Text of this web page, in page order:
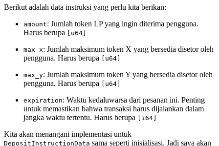
Berikut adalah data instruksi yang perlu kita berikan:
amount: Jumlah token LP yang ingin diterima pengguna.
Harus berupa
[u64]
max_x: Jumlah maksimum token X yang bersedia disetor oleh
pengguna. Harus berupa
[u64]
max_y: Jumlah maksimum token Y yang bersedia disetor oleh
pengguna. Harus berupa
[u64]
expiration: Waktu kedaluwarsa dari pesanan ini. Penting
untuk memastikan bahwa transaksi harus dijalankan dalam
jangka waktu tertentu. Harus berupa
[i64]
Kita akan menangani implementasi untuk
DepositInstructionData sama seperti inisialisasi. Jadi saya akan